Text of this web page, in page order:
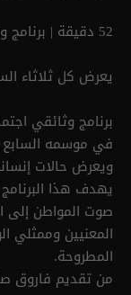
52 دقيقة | برنامج وثائقي اجتماعي
يعرض كل ثلاثاء الساعة
برنامج وثائقي
في موسمه السابع
ويعرض حالات
يهدف هذا
صوت المواطن إلى
المعنيين وممثلي
المطروحة.
من تقديم فاروق